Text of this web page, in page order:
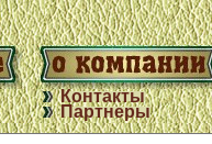
Контакты
Партнеры